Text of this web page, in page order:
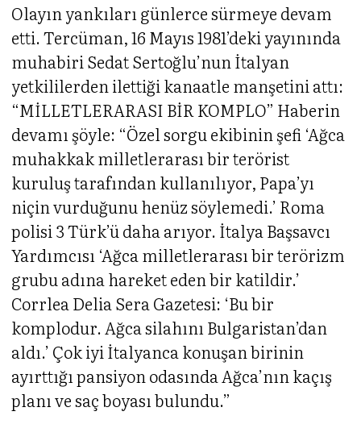
Olayın yankıları günlerce sürmeye devam
etti. Tercüman, 16 Mayıs 1981’deki yayınında
muhabiri Sedat Sertoğlu’nun İtalyan
yetkililerden ilettiği kanaatle manşetini attı:
“MİLLETLERARASI BİR KOMPLO” Haberin
devamı şöyle: “Özel sorgu ekibinin şefi ‘Ağca
muhakkak milletlerarası bir terörist
kuruluş tarafından kullanılıyor, Papa’yı
niçin vurduğunu henüz söylemedi.’ Roma
polisi 3 Türk’ü daha arıyor. İtalya Başsavcı
Yardımcısı ‘Ağca milletlerarası bir terörizm
grubu adına hareket eden bir katildir.’
Corrlea Delia Sera Gazetesi: ‘Bu bir
komplodur. Ağca silahını Bulgaristan’dan
aldı.’ Çok iyi İtalyanca konuşan birinin
ayırttığı pansiyon odasında Ağca’nın kaçış
planı ve saç boyası bulundu.”